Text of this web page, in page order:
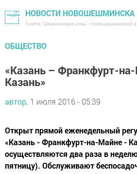
НОВОСТИ НОВОШЕШМИНСКА
Газета "Шешминская новь" - Новошешминский
ОБЩЕСТВО
«Казань – Франкфурт-
Казань»
автор, 1 июля 2016 - 05:39
Открыт прямой еженедельный
«Казань - Франкфурт-на-Майне -
осуществляются два раза в
пятницу). Обслуживают